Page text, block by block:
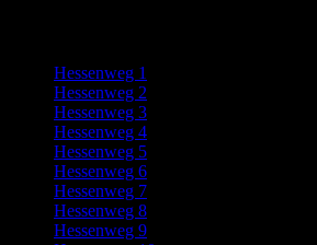
Hessenweg 1
Hessenweg 2
Hessenweg 3
Hessenweg 4
Hessenweg 5
Hessenweg 6
Hessenweg 7
Hessenweg 8
Hessenweg 9